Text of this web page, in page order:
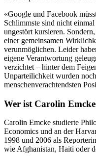
«Google und Facebook
Schlimmste sind nicht
ungestört kursieren.
einer gemeinsamen
verunmöglichen. Leider
eigene Verantwortung
verzichtet – hinter dem
Unparteilichkeit wurden
menschenverachtendsten
Wer ist Carolin
Carolin Emcke studierte
Economics und an der
1998 und 2006 als
wie Afghanistan, Haiti oder